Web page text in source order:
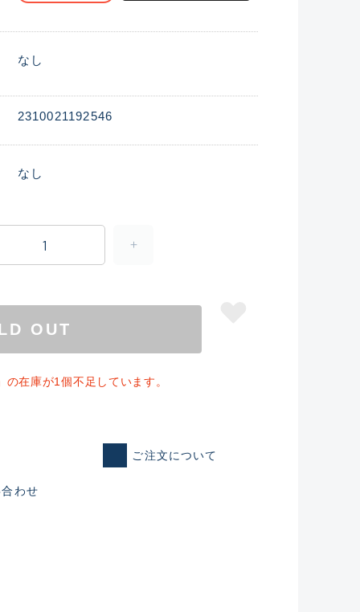
れた未使用
なし
2310021192546
なし
OUT
の在庫が1個不足しています。
ご注文について
わせ